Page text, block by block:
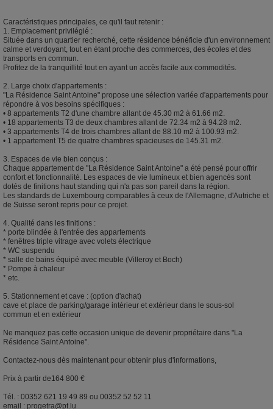
Caractéristiques principales, ce qu'il faut retenir :
1. Emplacement privilégié :
Située dans un quartier recherché, cette résidence bénéficie d'un environnement
calme et verdoyant, tout en étant proche des commerces, des écoles et des
transports en commun.
Profitez de la tranquillité tout en ayant un accès facile aux commodités.
2. Large choix d'appartements :
"La Résidence Saint Antoine" propose une sélection variée d'appartements pour
répondre à vos besoins spécifiques :
• 8 appartements T2 d'une chambre allant de 45.30 m2 à 61.66 m2.
• 18 appartements T3 de deux chambres allant de 72.34 m2 à 94.28 m2.
• 3 appartements T4 de trois chambres allant de 88.10 m2 à 100.93 m2.
• 1 appartement T5 de quatre chambres spacieuses de 145.31 m2.
3. Espaces de vie bien conçus :
Chaque appartement de "La Résidence Saint Antoine" a été pensé pour offrir
confort et fonctionnalité. Les espaces de vie lumineux et bien agencés sont
dotés de finitions haut standing qui n'a pas son pareil dans la région.
Les standards de Luxembourg comparables à ceux de l'Allemagne, d'Autriche et
de Suisse seront repris pour ce projet.
4. Qualité dans les finitions :
* porte blindée à l'entrée des appartements
* fenêtres triple vitrage avec volets électrique
* WC suspendu
* salle de bains équipé avec meuble (Villeroy et Boch)
* Pompe à chaleur
* etc.
5. Stationnement et cave : (option d'achat)
cave et place de parking/garage intérieur et extérieur dans le sous-sol
commun et en extérieur
Ne manquez pas cette occasion unique de devenir propriétaire dans "La
Résidence Saint Antoine".
Contactez-nous dès maintenant pour obtenir plus d'informations,
Prix à partir de164 800 €
Tél. : 00352 621 19 49 89 ou 00352 52 52 11
email : progetra@pt.lu